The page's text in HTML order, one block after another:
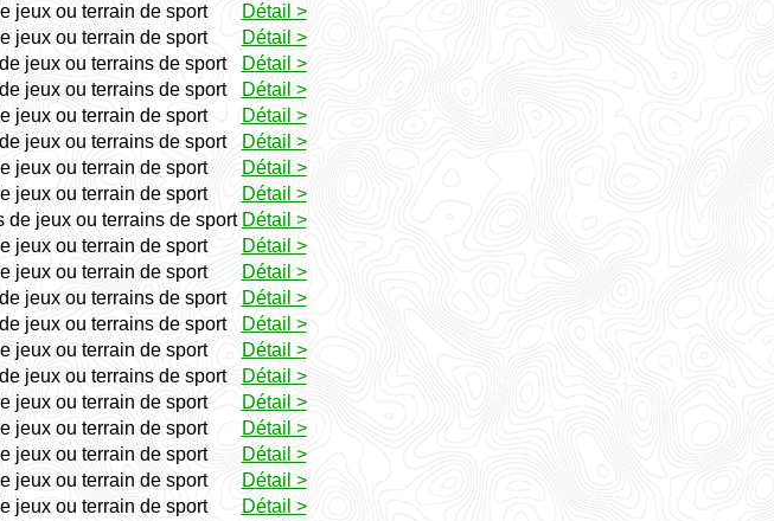
jeux ou terrain de sport
Détail >
jeux ou terrain de sport
Détail >
jeux ou terrains de sport
Détail >
jeux ou terrains de sport
Détail >
jeux ou terrain de sport
Détail >
jeux ou terrains de sport
Détail >
jeux ou terrain de sport
Détail >
jeux ou terrain de sport
Détail >
de jeux ou terrains de sport Détail >
jeux ou terrain de sport
Détail >
jeux ou terrain de sport
Détail >
jeux ou terrains de sport
Détail >
jeux ou terrains de sport
Détail >
jeux ou terrain de sport
Détail >
jeux ou terrains de sport
Détail >
jeux ou terrain de sport
Détail >
jeux ou terrain de sport
Détail >
jeux ou terrain de sport
Détail >
jeux ou terrain de sport
Détail >
jeux ou terrain de sport
Détail >